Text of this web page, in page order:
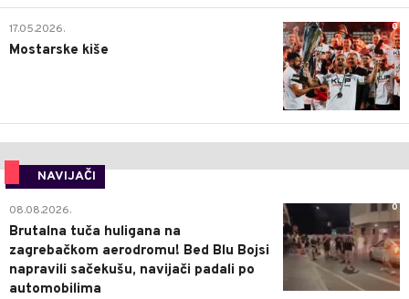
0
17.05.2026.
Mostarske kiše
NAVIJAČI
0
08.08.2026.
Brutalna tuča huligana na
zagrebačkom aerodromu! Bed Blu Bojsi
napravili sačekušu, navijači padali po
automobilima